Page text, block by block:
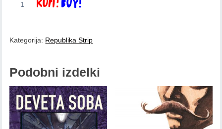
količina
Dodaj v košarico
Kategorija: Republika Strip
Podobni izdelki